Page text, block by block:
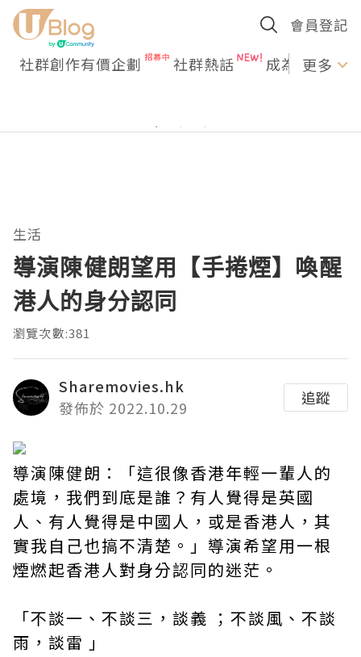
會員登記
社群創作有價企劃 社群熱話 成為U更多
生活
導演陳健朗望用【手捲煙】喚醒
港人的身分認同
瀏覽次數:381
Sharemovies.hk
發佈於 2022.10.29
追蹤
導演陳健朗：「這很像香港年輕一輩人的
處境，我們到底是誰？有人覺得是英國
人、有人覺得是中國人，或是香港人，其
實我自己也搞不清楚。」導演希望用一根
煙燃起香港人對身分認同的迷茫。
「不談一、不談三，談義 ；不談風、不談
雨，談雷 」